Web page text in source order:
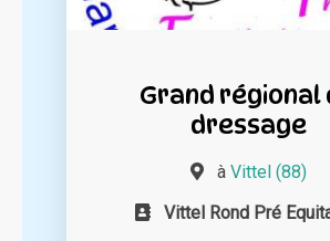
Grand régional
dressage
à Vittel (88)
Vittel Rond Pré